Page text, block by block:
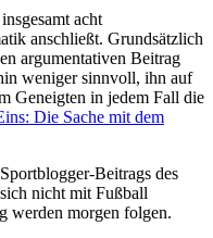
acht
anschließt. Grundsätzlich
argumentativen Beitrag
weniger sinnvoll, ihn auf
Geneigten in jedem Fall die
Die Sache mit dem
Beitrags des
nicht mit Fußball
werden morgen folgen.